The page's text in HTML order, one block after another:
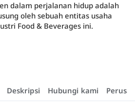
dalam perjalanan hidup adalah
oleh sebuah entitas usaha
Food & Beverages ini.
Deskripsi Hubungi kami